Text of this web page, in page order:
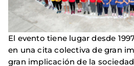
El evento tiene lugar desde
en una cita colectiva de gran
gran implicación de la